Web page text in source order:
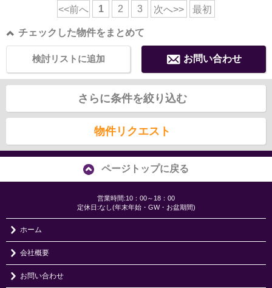
<<前へ 1 2 3 次へ>> 最初
チェックした物件をまとめて
お問い合わせ
検討リストに追加
さらに条件を絞り込む
物件リクエスト
ページトップに戻る
営業時間:10：00～18：00
定休日:なし(年末年始・GW・お盆期間)
ホーム
会社概要
お問い合わせ